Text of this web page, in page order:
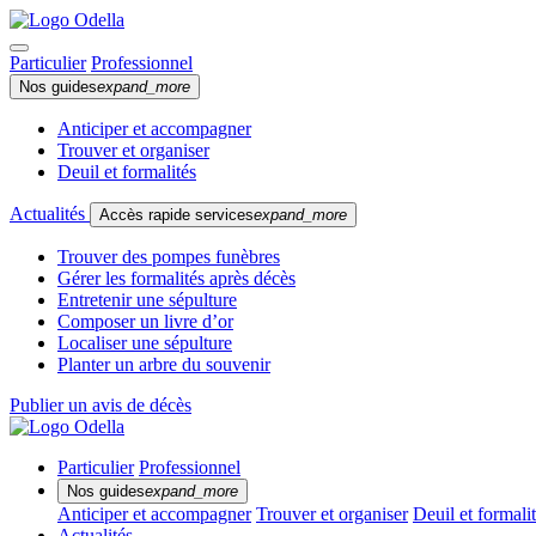
Particulier Professionnel
Nos guidesexpand_more
Anticiper et accompagner
Trouver et organiser
Deuil et formalités
Actualités Accès rapide servicesexpand_more
Trouver des pompes funèbres
Gérer les formalités après décès
Entretenir une sépulture
Composer un livre d’or
Localiser une sépulture
Planter un arbre du souvenir
Publier un avis de décès
Particulier Professionnel
Nos guidesexpand_more
Anticiper et accompagner Trouver et organiser Deuil et